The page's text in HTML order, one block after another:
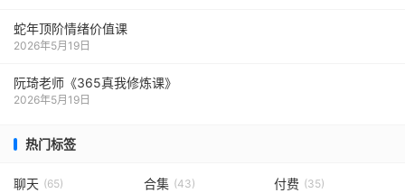
蛇年顶阶情绪价值课
2026年5月19日
阮琦老师《365真我修炼课》
2026年5月19日
热门标签
聊天 (65) 合集 (43) 付费 (35)